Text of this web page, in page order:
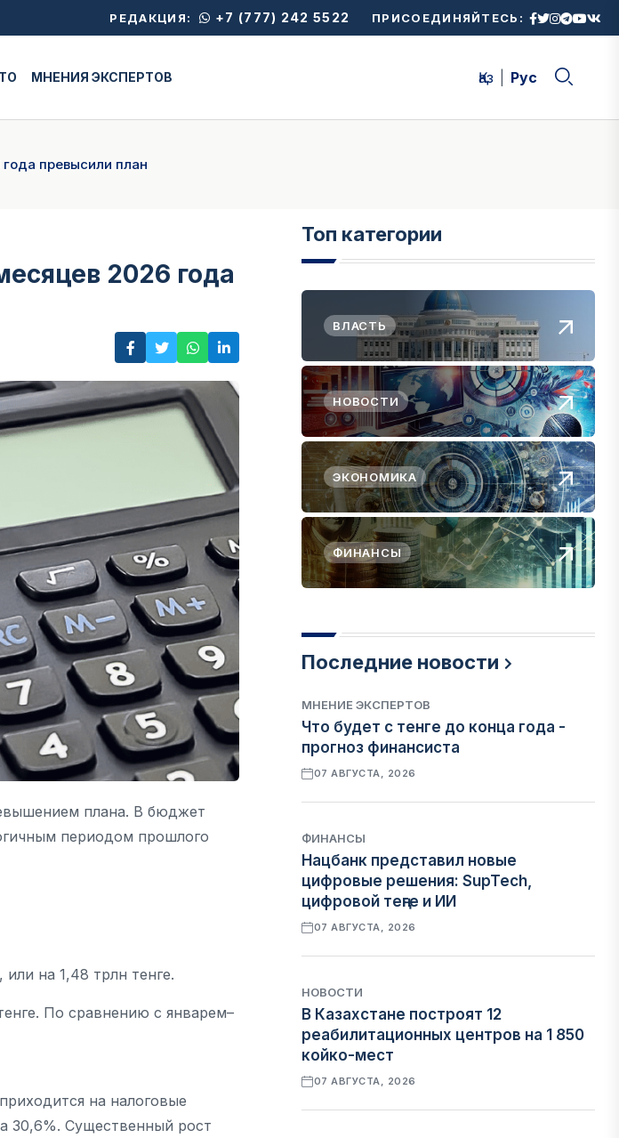
РЕДАКЦИЯ: +7 (777) 242 5522 ПРИСОЕДИНЯЙТЕСЬ:
МНЕНИЯ ЭКСПЕРТОВ Қаз Рус
превысили план
2026 года
плана. В бюджет
периодом прошлого
на 1,48 трлн тенге.
По сравнению с январем–
на налоговые
30,6%. Существенный рост
Топ категории
ВЛАСТЬ
НОВОСТИ
ЭКОНОМИКА
ФИНАНСЫ
Последние новости
МНЕНИЕ ЭКСПЕРТОВ
Что будет с тенге до конца года -
прогноз финансиста
07 АВГУСТА, 2026
ФИНАНСЫ
Нацбанк представил новые
цифровые решения: SupTech,
цифровой теңге и ИИ
07 АВГУСТА, 2026
НОВОСТИ
В Казахстане построят 12
реабилитационных центров на 1 850
койко-мест
07 АВГУСТА, 2026